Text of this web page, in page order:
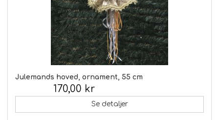
Julemands hoved, ornament, 55 cm
170,00 kr
Se detaljer